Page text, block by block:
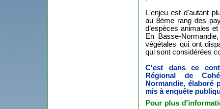
L'enjeu est d'autant
au 8ème rang des
d’espèces animales
En Basse-
végétales qui ont
qui sont considérées
C'est dans ce
Régional de
Normandie, élaboré
mis à enquête
Pour plus